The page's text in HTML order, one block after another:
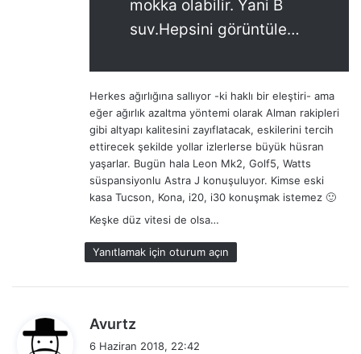
mokka olabilir. Yani B
suv.Hepsini görüntüle…
Herkes ağırlığına sallıyor -ki haklı bir eleştiri- ama
eğer ağırlık azaltma yöntemi olarak Alman rakipleri
gibi altyapı kalitesini zayıflatacak, eskilerini tercih
ettirecek şekilde yollar izlerlerse büyük hüsran
yaşarlar. Bugün hala Leon Mk2, Golf5, Watts
süspansiyonlu Astra J konuşuluyor. Kimse eski
kasa Tucson, Kona, i20, i30 konuşmak istemez 🙂
Keşke düz vitesi de olsa…
Yanıtlamak için oturum açın
Avurtz
6 Haziran 2018, 22:42